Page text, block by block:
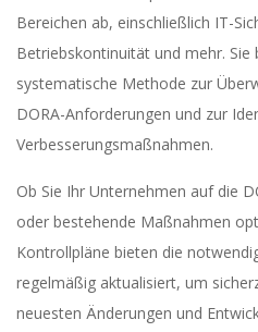
Bereichen ab, einschließlich IT-
Betriebskontinuität und mehr.
systematische Methode zur
DORA-Anforderungen und zur
Verbesserungsmaßnahmen.
Ob Sie Ihr Unternehmen auf die
oder bestehende Maßnahmen
Kontrollpläne bieten die
regelmäßig aktualisiert, um
neuesten Änderungen und